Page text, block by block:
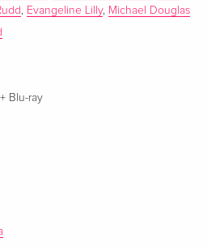
Evangeline Lilly, Michael Douglas
Blu-ray